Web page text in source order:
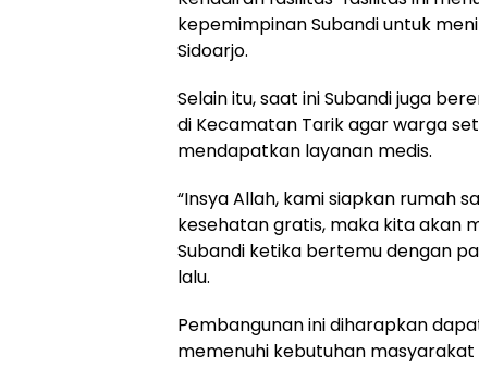
kepemimpinan Subandi untuk
Sidoarjo.
Selain itu, saat ini Subandi juga
di Kecamatan Tarik agar warga
mendapatkan layanan medis.
“Insya Allah, kami siapkan rumah
kesehatan gratis, maka kita akan
Subandi ketika bertemu dengan
lalu.
Pembangunan ini diharapkan
memenuhi kebutuhan masyarakat